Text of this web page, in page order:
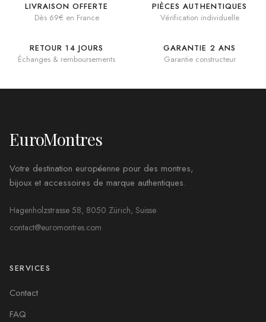
LIVRAISON OFFERTE
Dès 69€ en France
PIÈCES AUTHENTIQUES
Vérification individuelle
RETOUR 14 JOURS
Échanges & remboursements
GARANTIE 2 ANS
Garantie constructeur
EuroMontres
Votre destination européenne pour des montres,
bijoux et accessoires de marque authentiques.
Hagenholzstrasse 58, 8050 Zürich, Suisse
contact@euromontres.com
SERVICES
Contact
FAQ